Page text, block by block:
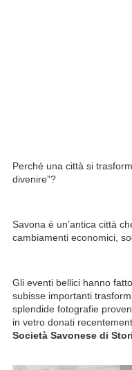
Perché una città si
divenire”?
Savona è un’antica città
cambiamenti economici,
Gli eventi bellici hanno
subisse importanti
splendide fotografie
in vetro donati
Società Savonese di